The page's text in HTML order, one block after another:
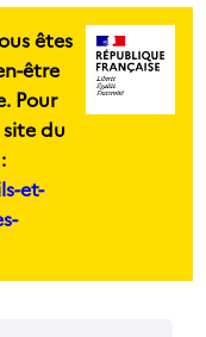
êtes
être
Pour
du
et-